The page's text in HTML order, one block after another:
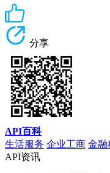
分享
API百科
生活服务 企业工商 金融
API资讯